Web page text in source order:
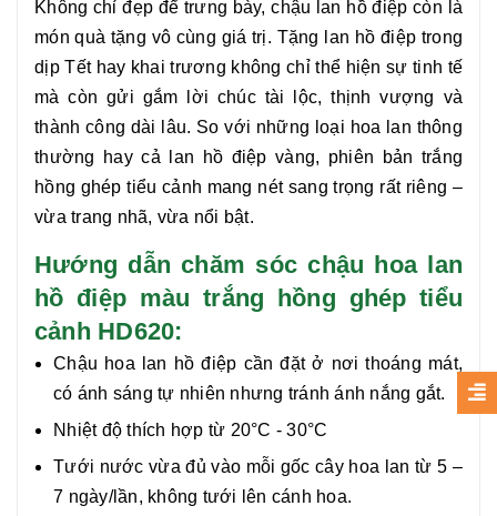
Không chỉ đẹp để trưng bày, chậu lan hồ điệp còn là
món quà tặng vô cùng giá trị. Tặng
lan hồ điệp trong
dịp Tết hay khai trương không chỉ thể hiện sự tinh tế
mà còn gửi gắm lời chúc tài lộc, thịnh vượng và
thành công dài lâu. So với những loại hoa lan thông
thường hay cả
lan hồ điệp vàng, phiên bản trắng
hồng ghép tiểu cảnh mang nét sang trọng rất riêng –
vừa trang nhã, vừa nổi bật.
Hướng dẫn chăm sóc chậu hoa lan
hồ điệp màu trắng hồng ghép tiểu
cảnh HD620:
Chậu hoa lan hồ điệp cần đặt ở nơi thoáng mát,
có ánh sáng tự nhiên nhưng tránh ánh nắng gắt.
Nhiệt độ thích hợp từ 20°C - 30°C
Tưới nước vừa đủ vào mỗi gốc cây hoa lan từ 5 –
7 ngày/lần, không tưới lên cánh hoa.